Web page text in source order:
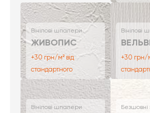
Вінілові шпалери
ЖИВОПИС
+30 грн/м² від
стандартного
Вінілові
+30 грн/
Вінілові шпалери